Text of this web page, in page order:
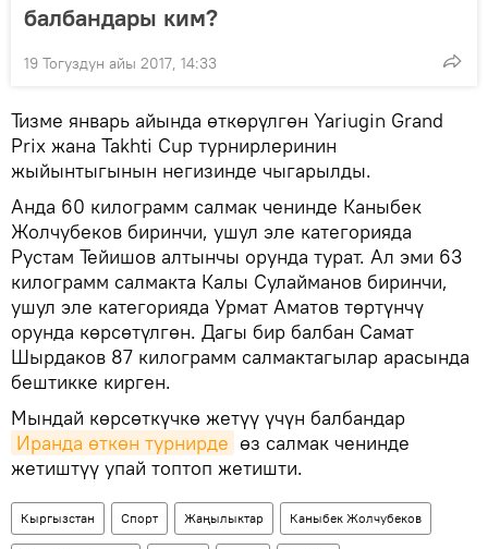
балбандары ким?
19 Тогуздун айы 2017, 14:33
Тизме январь айында өткөрүлгөн Yariugin Grand
Prix жана Takhti Cup турнирлеринин
жыйынтыгынын негизинде чыгарылды.
Анда 60 килограмм салмак ченинде Каныбек
Жолчубеков биринчи, ушул эле категорияда
Рустам Тейишов алтынчы орунда турат. Ал эми 63
килограмм салмакта Калы Сулайманов биринчи,
ушул эле категорияда Урмат Аматов төртүнчү
орунда көрсөтүлгөн. Дагы бир балбан Самат
Шырдаков 87 килограмм салмактагылар арасында
бештикке кирген.
Мындай көрсөткүчкө жетүү үчүн балбандар
Иранда өткөн турнирде өз салмак ченинде
жетиштүү упай топтоп жетишти.
Кыргызстан Спорт Жаңылыктар Каныбек Жолчубеков